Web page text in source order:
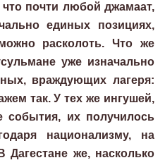
что почти любой джамаат,
единых позициях,
расколоть. Что же
уже изначально
враждующих лагеря:
так. У тех же ингушей,
события, их получилось
национализму, на
Дагестане же, насколько